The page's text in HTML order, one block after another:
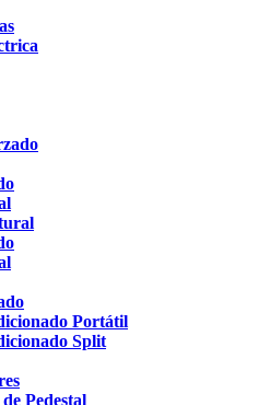
Portátil
Split
Pedestal